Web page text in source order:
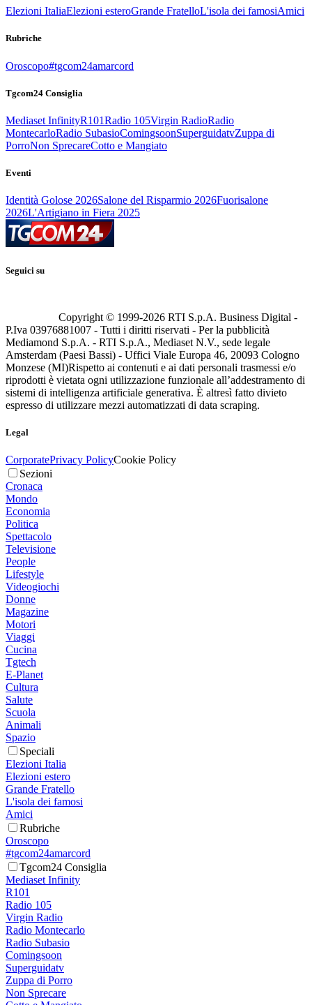
Elezioni ItaliaElezioni esteroGrande FratelloL'isola dei famosiAmici
Rubriche
Oroscopo#tgcom24amarcord
Tgcom24 Consiglia
Mediaset InfinityR101Radio 105Virgin RadioRadio
MontecarloRadio SubasioComingsoonSuperguidatvZuppa di
PorroNon SprecareCotto e Mangiato
Eventi
Identità Golose 2026Salone del Risparmio 2026Fuorisalone
2026L'Artigiano in Fiera 2025
Seguici su
Copyright © 1999-2026 RTI S.p.A. Business Digital -
P.Iva 03976881007 - Tutti i diritti riservati - Per la pubblicità
Mediamond S.p.A. - RTI S.p.A., Mediaset N.V., sede legale
Amsterdam (Paesi Bassi) - Uffici Viale Europa 46, 20093 Cologno
Monzese (MI)Rispetto ai contenuti e ai dati personali trasmessi e/o
riprodotti è vietata ogni utilizzazione funzionale all’addestramento di
sistemi di intelligenza artificiale generativa. È altresì fatto divieto
espresso di utilizzare mezzi automatizzati di data scraping.
Legal
CorporatePrivacy PolicyCookie Policy
Sezioni
Cronaca
Mondo
Economia
Politica
Spettacolo
Televisione
People
Lifestyle
Videogiochi
Donne
Magazine
Motori
Viaggi
Cucina
Tgtech
E-Planet
Cultura
Salute
Scuola
Animali
Spazio
Speciali
Elezioni Italia
Elezioni estero
Grande Fratello
L'isola dei famosi
Amici
Rubriche
Oroscopo
#tgcom24amarcord
Tgcom24 Consiglia
Mediaset Infinity
R101
Radio 105
Virgin Radio
Radio Montecarlo
Radio Subasio
Comingsoon
Superguidatv
Zuppa di Porro
Non Sprecare